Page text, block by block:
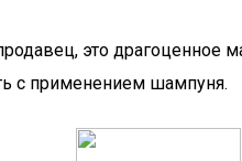
это драгоценное
с применением шампуня.